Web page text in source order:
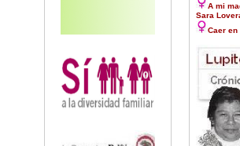
A mi
Sara
Caer en